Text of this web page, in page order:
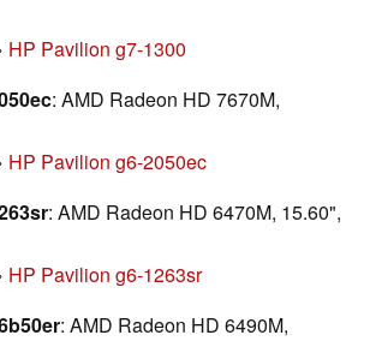
HP Pavilion g7-1300
: AMD Radeon HD 7670M,
HP Pavilion g6-2050ec
: AMD Radeon HD 6470M, 15.60",
HP Pavilion g6-1263sr
: AMD Radeon HD 6490M,